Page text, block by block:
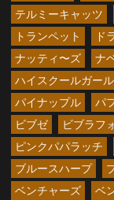
テルミーキャッツ
トランペット
ド
ナッティ〜ズ
ナ
ハイスクールガール
パイナップル
パ
ビブゼ
ビブラフ
ピンクパパラッチ
ブルースハープ
ベンチャーズ
ベ